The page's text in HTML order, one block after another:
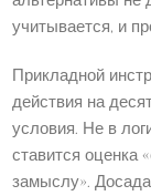
учитывается, и
Прикладной
действия на
условия. Не в
ставится оценка
замыслу».